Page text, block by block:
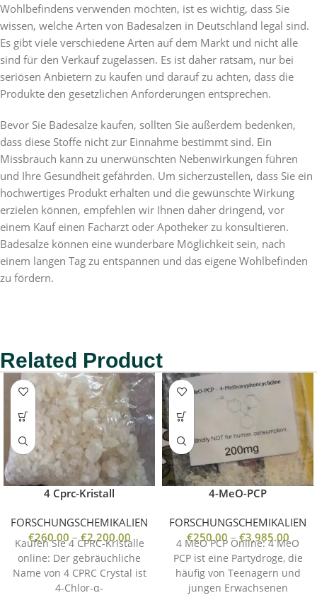
Wohlbefindens verwenden möchten, ist es wichtig, dass Sie
wissen, welche Arten von Badesalzen in Deutschland legal sind.
Es gibt viele verschiedene Arten auf dem Markt und nicht alle
sind für den Verkauf zugelassen. Es ist daher ratsam, nur bei
seriösen Anbietern zu kaufen und darauf zu achten, dass die
Produkte den gesetzlichen Anforderungen entsprechen.
Bevor Sie Badesalze kaufen, sollten Sie außerdem bedenken,
dass diese Stoffe nicht zur Einnahme bestimmt sind. Ein
Missbrauch kann zu unerwünschten Nebenwirkungen führen
und Ihre Gesundheit gefährden. Um sicherzustellen, dass Sie ein
hochwertiges Produkt erhalten und die gewünschte Wirkung
erzielen können, empfehlen wir Ihnen daher dringend, vor
einem Kauf einen Facharzt oder Apotheker zu konsultieren.
Badesalze können eine wunderbare Möglichkeit sein, nach
einem langen Tag zu entspannen und das eigene Wohlbefinden
zu fördern.
Related Product
4 Cprc-Kristall
FORSCHUNGSCHEMIKALIEN
€260.00 –€2,200.00
Kaufen Sie 4 CPRC-Kristalle
online: Der gebräuchliche
Name von 4 CPRC Crystal ist
4-Chlor-α-
4-MeO-PCP
FORSCHUNGSCHEMIKALIEN
€250.00 –€3,985.00
4 MeO PCP Online: 4 MeO
PCP ist eine Partydroge, die
häufig von Teenagern und
jungen Erwachsenen